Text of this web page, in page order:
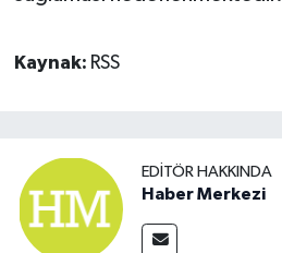
Kaynak: RSS
EDITÖR HAKKINDA
Haber Merkezi